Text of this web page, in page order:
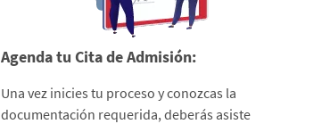
Agenda tu Cita de Admisión:
Una vez inicies tu proceso y conozcas la
documentación requerida, deberás asiste